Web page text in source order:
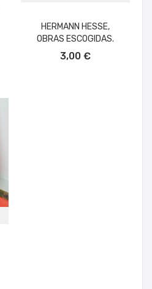
HERMANN HESSE,
OBRAS ESCOGIDAS.
3,00 €